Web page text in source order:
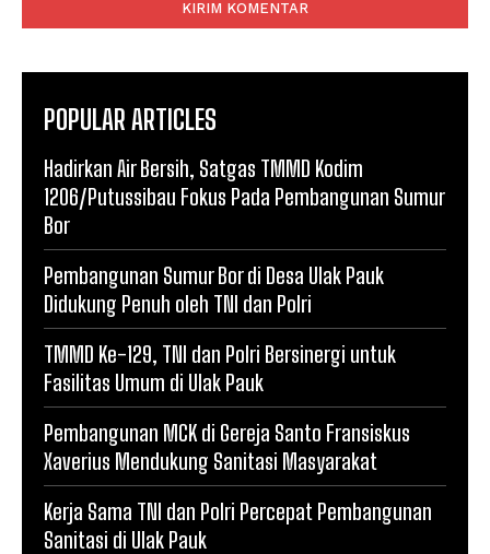
POPULAR ARTICLES
Hadirkan Air Bersih, Satgas TMMD Kodim
1206/Putussibau Fokus Pada Pembangunan Sumur
Bor
Pembangunan Sumur Bor di Desa Ulak Pauk
Didukung Penuh oleh TNI dan Polri
TMMD Ke-129, TNI dan Polri Bersinergi untuk
Fasilitas Umum di Ulak Pauk
Pembangunan MCK di Gereja Santo Fransiskus
Xaverius Mendukung Sanitasi Masyarakat
Kerja Sama TNI dan Polri Percepat Pembangunan
Sanitasi di Ulak Pauk